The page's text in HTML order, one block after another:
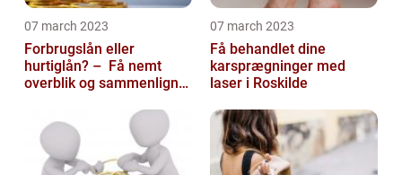
07 march 2023
Forbrugslån eller
hurtiglån? – Få nemt
overblik og sammenlign
07 march 2023
Få behandlet dine
karsprægninger med
laser i Roskilde